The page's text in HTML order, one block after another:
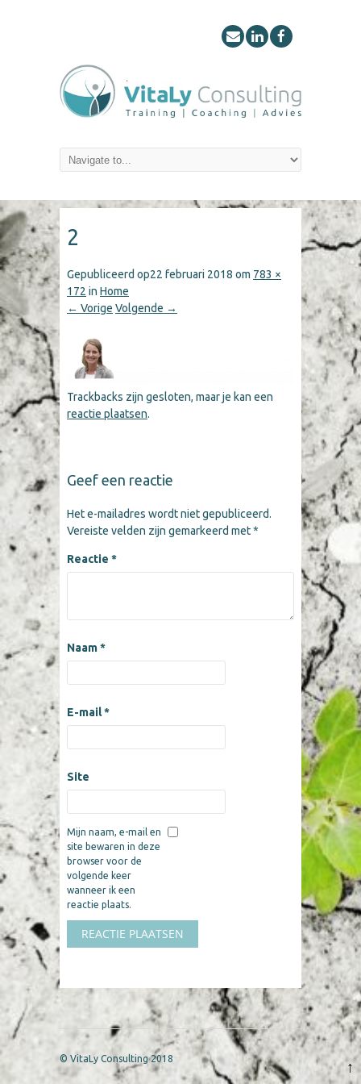
2
Gepubliceerd op22 februari 2018 om 783 ×
172 in Home
← Vorige Volgende →
Trackbacks zijn gesloten, maar je kan een
reactie plaatsen.
Geef een reactie
Het e-mailadres wordt niet gepubliceerd.
Vereiste velden zijn gemarkeerd met*
Reactie *
Naam*
E-mail*
Site
Mijn naam, e-mail en
site bewaren in deze
browser voor de
volgende keer
wanneer ik een
reactie plaats.
© VitaLy Consulting 2018 ↑